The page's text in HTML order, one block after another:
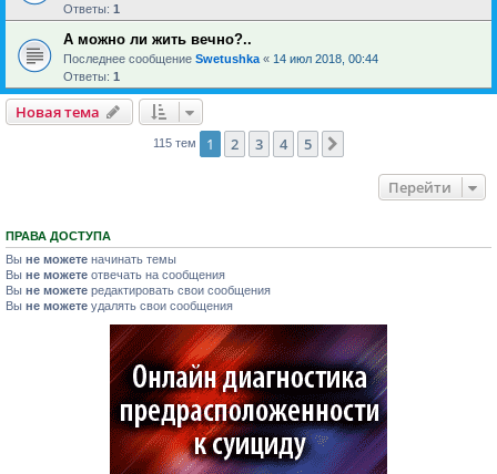
Ответы: 1
А можно ли жить вечно?..
Последнее сообщение Swetushka « 14 июл 2018, 00:44
Ответы: 1
Новая тема
115 тем 1 2 3 4 5
Перейти
ПРАВА ДОСТУПА
Вы не можете начинать темы
Вы не можете отвечать на сообщения
Вы не можете редактировать свои сообщения
Вы не можете удалять свои сообщения